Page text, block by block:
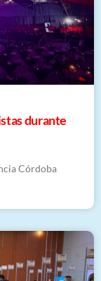
durante
Córdoba